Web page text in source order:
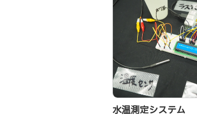
水温測定システム